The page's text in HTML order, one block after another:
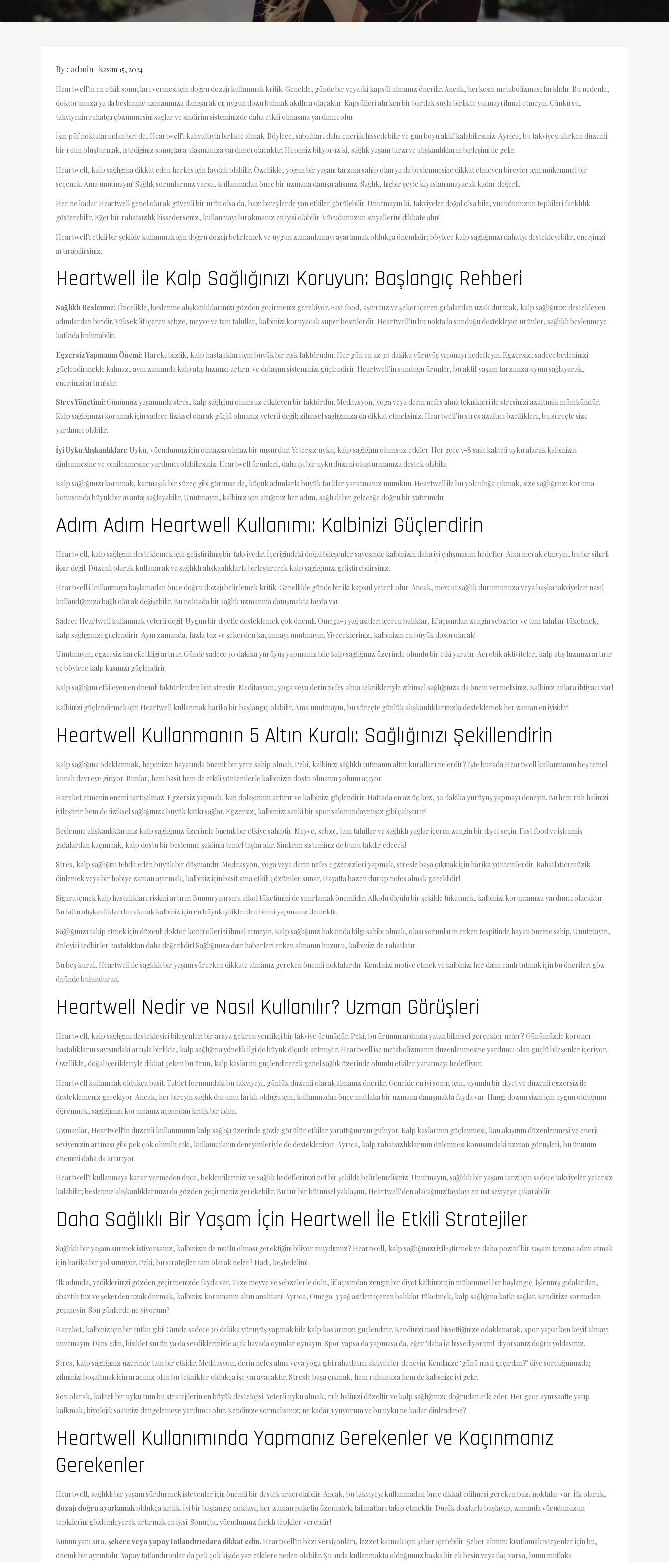
By : admin Kasım 15, 2024
Heartwell’in en etkili sonuçları vermesi için doğru dozajı kullanmak kritik. Genelde, günde bir veya iki kapsül almanız önerilir. Ancak, herkesin metabolizması farklıdır. Bu nedenle,
doktorunuza ya da beslenme uzmanınıza danışarak en uygun dozu bulmak akıllıca olacaktır. Kapsülleri alırken bir bardak suyla birlikte yutmayı ihmal etmeyin. Çünkü su,
takviyenin rahatça çözünmesini sağlar ve sindirim sisteminizde daha etkili olmasına yardımcı olur.
İşin püf noktalarından biri de, Heartwell’i kahvaltıyla birlikte almak. Böylece, sabahları daha enerjik hissedebilir ve gün boyu aktif kalabilirsiniz. Ayrıca, bu takviyeyi alırken düzenli
bir rutin oluşturmak, istediğiniz sonuçlara ulaşmanıza yardımcı olacaktır. Hepimiz biliyoruz ki, sağlık yaşam tarzı ve alışkanlıkların birleşimi ile gelir.
Heartwell, kalp sağlığına dikkat eden herkes için faydalı olabilir. Özellikle, yoğun bir yaşam tarzına sahip olan ya da beslenmesine dikkat etmeyen bireyler için mükemmel bir
seçenek. Ama unutmayın! Sağlık sorunlarınız varsa, kullanmadan önce bir uzmana danışmalısınız. Sağlık, hiçbir şeyle kıyaslanamayacak kadar değerli.
Her ne kadar Heartwell genel olarak güvenli bir ürün olsa da, bazı bireylerde yan etkiler görülebilir. Unutmayın ki, takviyeler doğal olsa bile, vücudunuzun tepkileri farklılık
gösterebilir. Eğer bir rahatsızlık hissederseniz, kullanmayı bırakmanız en iyisi olabilir. Vücudunuzun sinyallerini dikkate alın!
Heartwell’i etkili bir şekilde kullanmak için doğru dozajı belirlemek ve uygun zamanlamayı ayarlamak oldukça önemlidir; böylece kalp sağlığınızı daha iyi destekleyebilir, enerjinizi
artırabilirsiniz.
Heartwell ile Kalp Sağlığınızı Koruyun: Başlangıç Rehberi
Sağlıklı Beslenme: Öncelikle, beslenme alışkanlıklarınızı gözden geçirmeniz gerekiyor. Fast food, aşırı tuz ve şeker içeren gıdalardan uzak durmak, kalp sağlığınızı destekleyen
adımlardan biridir. Yüksek lif içeren sebze, meyve ve tam tahıllar, kalbinizi koruyacak süper besinlerdir. Heartwell’in bu noktada sunduğu destekleyici ürünler, sağlıklı beslenmeye
katkıda bulunabilir.
Egzersiz Yapmanın Önemi: Hareketsizlik, kalp hastalıkları için büyük bir risk faktörüdür. Her gün en az 30 dakika yürüyüş yapmayı hedefleyin. Egzersiz, sadece bedeninizi
güçlendirmekle kalmaz, aynı zamanda kalp atış hızınızı artırır ve dolaşım sisteminizi güçlendirir. Heartwell’in sunduğu ürünler, bu aktif yaşam tarzınıza uyum sağlayarak,
enerjinizi artırabilir.
Stres Yönetimi: Günümüz yaşamında stres, kalp sağlığını olumsuz etkileyen bir faktördür. Meditasyon, yoga veya derin nefes alma teknikleri ile stresinizi azaltmak mümkündür.
Kalp sağlığınızı korumak için sadece fiziksel olarak güçlü olmanız yeterli değil; zihinsel sağlığınıza da dikkat etmelisiniz. Heartwell’in stres azaltıcı özellikleri, bu süreçte size
yardımcı olabilir.
İyi Uyku Alışkanlıkları: Uyku, vücudumuz için olmazsa olmaz bir unsurdur. Yetersiz uyku, kalp sağlığını olumsuz etkiler. Her gece 7-8 saat kaliteli uyku alarak kalbinizin
dinlenmesine ve yenilenmesine yardımcı olabilirsiniz. Heartwell ürünleri, daha iyi bir uyku düzeni oluşturmanıza destek olabilir.
Kalp sağlığınızı korumak, karmaşık bir süreç gibi görünse de, küçük adımlarla büyük farklar yaratmanız mümkün. Heartwell ile bu yolculuğa çıkmak, size sağlığınızı koruma
konusunda büyük bir avantaj sağlayabilir. Unutmayın, kalbiniz için attığınız her adım, sağlıklı bir geleceğe doğru bir yatırımdır.
Adım Adım Heartwell Kullanımı: Kalbinizi Güçlendirin
Heartwell, kalp sağlığını desteklemek için geliştirilmiş bir takviyedir. İçeriğindeki doğal bileşenler sayesinde kalbinizin daha iyi çalışmasını hedefler. Ama merak etmeyin, bu bir sihirli
iksir değil. Düzenli olarak kullanarak ve sağlıklı alışkanlıklarla birleştirerek kalp sağlığınızı geliştirebilirsiniz.
Heartwell'i kullanmaya başlamadan önce doğru dozajı belirlemek kritik. Genellikle günde bir iki kapsül yeterli olur. Ancak, mevcut sağlık durumunuza veya başka takviyeleri nasıl
kullandığınıza bağlı olarak değişebilir. Bu noktada bir sağlık uzmanına danışmakta fayda var.
Sadece Heartwell kullanmak yeterli değil. Uygun bir diyetle desteklemek çok önemli. Omega-3 yağ asitleri içeren balıklar, lif açısından zengin sebzeler ve tam tahıllar tüketmek,
kalp sağlığınızı güçlendirir. Aynı zamanda, fazla tuz ve şekerden kaçınmayı unutmayın. Yiyecekleriniz, kalbinizin en büyük dostu olacak!
Unutmayın, egzersiz hareketliliği artırır. Günde sadece 30 dakika yürüyüş yapmanız bile kalp sağlığınız üzerinde olumlu bir etki yaratır. Aerobik aktiviteler, kalp atış hızınızı artırır
ve böylece kalp kasınızı güçlendirir.
Kalp sağlığını etkileyen en önemli faktörlerden biri strestir. Meditasyon, yoga veya derin nefes alma teknikleriyle zihinsel sağlığınıza da önem vermelisiniz. Kalbiniz onlara ihtiyacı var!
Kalbinizi güçlendirmek için Heartwell kullanmak harika bir başlangıç olabilir. Ama unutmayın, bu süreçte günlük alışkanlıklarınızla desteklemek her zaman en iyisidir!
Heartwell Kullanmanın 5 Altın Kuralı: Sağlığınızı Şekillendirin
Kalp sağlığına odaklanmak, hepimizin hayatında önemli bir yere sahip olmalı. Peki, kalbinizi sağlıklı tutmanın altın kuralları nelerdir? İşte burada Heartwell kullanmanın beş temel
kuralı devreye giriyor. Bunlar, hem basit hem de etkili yöntemlerle kalbinizin dostu olmanın yolunu açıyor.
Hareket etmenin önemi tartışılmaz. Egzersiz yapmak, kan dolaşımını artırır ve kalbinizi güçlendirir. Haftada en az üç kez, 30 dakika yürüyüş yapmayı deneyin. Bu hem ruh halinizi
iyileştirir hem de fiziksel sağlığınıza büyük katkı sağlar. Egzersiz, kalbimizi sanki bir spor salonundaymışız gibi çalıştırır!
Beslenme alışkanlıklarınız kalp sağlığınız üzerinde önemli bir etkiye sahiptir. Meyve, sebze, tam tahıllar ve sağlıklı yağlar içeren zengin bir diyet seçin. Fast food ve işlenmiş
gıdalardan kaçınmak, kalp dostu bir beslenme şeklinin temel taşlarıdır. Sindirim sisteminiz de bunu takdir edecek!
Stres, kalp sağlığını tehdit eden büyük bir düşmandır. Meditasyon, yoga veya derin nefes egzersizleri yapmak, stresle başa çıkmak için harika yöntemlerdir. Rahatlatıcı müzik
dinlemek veya bir hobiye zaman ayırmak, kalbiniz için basit ama etkili çözümler sunar. Hayatta bazen durup nefes almak gereklidir!
Sigara içmek kalp hastalıkları riskini artırır. Bunun yanı sıra alkol tüketimini de sınırlamak önemlidir. Alkolü ölçülü bir şekilde tüketmek, kalbinizi korumanıza yardımcı olacaktır.
Bu kötü alışkanlıkları bırakmak kalbiniz için en büyük iyiliklerden birini yapmanız demektir.
Sağlığınızı takip etmek için düzenli doktor kontrollerini ihmal etmeyin. Kalp sağlığınız hakkında bilgi sahibi olmak, olası sorunların erken tespitinde hayati öneme sahip. Unutmayın,
önleyici tedbirler hastalıktan daha değerlidir! Sağlığınıza dair haberleri erken almanın huzuru, kalbinizi de rahatlatır.
Bu beş kural, Heartwell ile sağlıklı bir yaşam sürerken dikkate almanız gereken önemli noktalardır. Kendinizi motive etmek ve kalbinizi her daim canlı tutmak için bu önerileri göz
önünde bulundurun.
Heartwell Nedir ve Nasıl Kullanılır? Uzman Görüşleri
Heartwell, kalp sağlığını destekleyici bileşenleri bir araya getiren yenilikçi bir takviye ürünüdür. Peki, bu ürünün ardında yatan bilimsel gerçekler neler? Günümüzde koroner
hastalıkların sayısındaki artışla birlikte, kalp sağlığına yönelik ilgi de büyük ölçüde artmıştır. Heartwell ise metabolizmanın düzenlenmesine yardımcı olan güçlü bileşenler içeriyor.
Özellikle, doğal içerikleriyle dikkat çeken bu ürün, kalp kaslarını güçlendirerek genel sağlık üzerinde olumlu etkiler yaratmayı hedefliyor.
Heartwell kullanmak oldukça basit. Tablet formundaki bu takviyeyi, günlük düzenli olarak almanız önerilir. Genelde en iyi sonuç için, uyumlu bir diyet ve düzenli egzersiz ile
desteklemeniz gerekiyor. Ancak, her bireyin sağlık durumu farklı olduğu için, kullanmadan önce mutlaka bir uzmana danışmakta fayda var. Hangi dozun sizin için uygun olduğunu
öğrenmek, sağlığınızı korumanız açısından kritik bir adım.
Uzmanlar, Heartwell’in düzenli kullanımının kalp sağlığı üzerinde gözle görülür etkiler yarattığını vurguluyor. Kalp kaslarının güçlenmesi, kan akışının düzenlenmesi ve enerji
seviyenizin artması gibi pek çok olumlu etki, kullanıcıların deneyimleriyle de destekleniyor. Ayrıca, kalp rahatsızlıklarının önlenmesi konusundaki uzman görüşleri, bu ürünün
önemini daha da artırıyor.
Heartwell’i kullanmaya karar vermeden önce, beklentilerinizi ve sağlık hedeflerinizi net bir şekilde belirlemelisiniz. Unutmayın, sağlıklı bir yaşam tarzi için sadece takviyeler yetersiz
kalabilir; beslenme alışkanlıklarınızı da gözden geçirmeniz gerekebilir. Bu tür bir bütünsel yaklaşım, Heartwell’den alacağınız faydayı en üst seviyeye çıkarabilir.
Daha Sağlıklı Bir Yaşam İçin Heartwell İle Etkili Stratejiler
Sağlıklı bir yaşam sürmek istiyorsanız, kalbinizin de mutlu olması gerektiğini biliyor muydunuz? Heartwell, kalp sağlığınızı iyileştirmek ve daha pozitif bir yaşam tarzına adım atmak
için harika bir yol sunuyor. Peki, bu stratejiler tam olarak neler? Hadi, keşfedelim!
İlk adımda, yediklerinizi gözden geçirmenizde fayda var. Taze meyve ve sebzelerle dolu, lif açısından zengin bir diyet kalbiniz için mükemmel bir başlangıç. İşlenmiş gıdalardan,
abartılı tuz ve şekerden uzak durmak, kalbinizi korumanın altın anahtarı! Ayrıca, Omega-3 yağ asitleri içeren balıklar tüketmek, kalp sağlığına katkı sağlar. Kendinize sormadan
geçmeyin: Son günlerde ne yiyorum?
Hareket, kalbiniz için bir tutku gibi! Günde sadece 30 dakika yürüyüş yapmak bile kalp kaslarınızı güçlendirir. Kendinizi nasıl hissettiğinize odaklanarak, spor yaparken keyif almayı
unutmayın. Dans edin, bisiklet sürün ya da sevdiklerinizle açık havada oyunlar oynayın. Spor yapsa da yapmasa da, eğer 'daha iyi hissediyorum!' diyorsanız doğru yoldasınız.
Stres, kalp sağlığınız üzerinde tam bir etkidir. Meditasyon, derin nefes alma veya yoga gibi rahatlatıcı aktiviteler deneyin. Kendinize ‘günü nasıl geçirdim?’ diye sorduğunuzda;
zihninizi boşaltmak için aracınız olan bu teknikler oldukça işe yarayacaktır. Stresle başa çıkmak, hem ruhunuza hem de kalbinize iyi gelir.
Son olarak, kaliteli bir uyku tüm bu stratejilerin en büyük destekçisi. Yeterli uyku almak, ruh halinizi düzeltir ve kalp sağlığınıza doğrudan etki eder. Her gece aynı saatte yatıp
kalkmak, biyolojik saatinizi dengelemeye yardımcı olur. Kendinize sormalısınız; ne kadar uyuyorum ve bu uyku ne kadar dinlendirici?
Heartwell Kullanımında Yapmanız Gerekenler ve Kaçınmanız
Gerekenler
Heartwell, sağlıklı bir yaşam sürdürmek isteyenler için önemli bir destek aracı olabilir. Ancak, bu takviyeyi kullanmadan önce dikkat edilmesi gereken bazı noktalar var. İlk olarak,
dozajı doğru ayarlamakoldukça kritik. İyi bir başlangıç noktası, her zaman paketin üzerindeki talimatları takip etmektir. Düşük dozlarla başlayıp, zamanla vücudunuzun
tepkilerini gözlemleyerek artırmak en iyisi. Sonuçta, vücudumuz farklı tepkiler verebilir!
Bunun yanı sıra, şekere veya yapay tatlandırıcılara dikkat edin. Heartwell’in bazı versiyonları, lezzet katmak için şeker içerebilir. Şeker alımını kısıtlamak isteyenler için bu,
önemli bir ayrıntıdır. Yapay tatlandırıcılar da pek çok kişide yan etkilere neden olabilir. Şu anda kullanmakta olduğunuz başka bir ek besin veya ilaç varsa, bunu mutlaka